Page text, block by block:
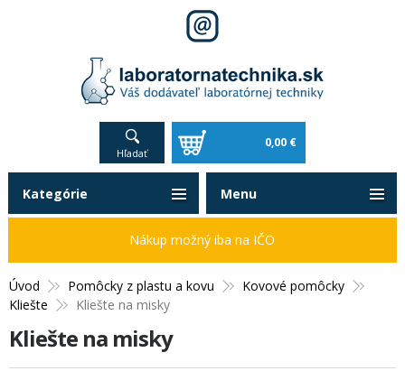
Hľadať
0,00 €
Úvod Pomôcky z plastu a kovu
Kovové pomôcky
Kliešte
Kliešte na misky
Kliešte na misky
Kategórie
Nákup možný iba na IČO
Menu